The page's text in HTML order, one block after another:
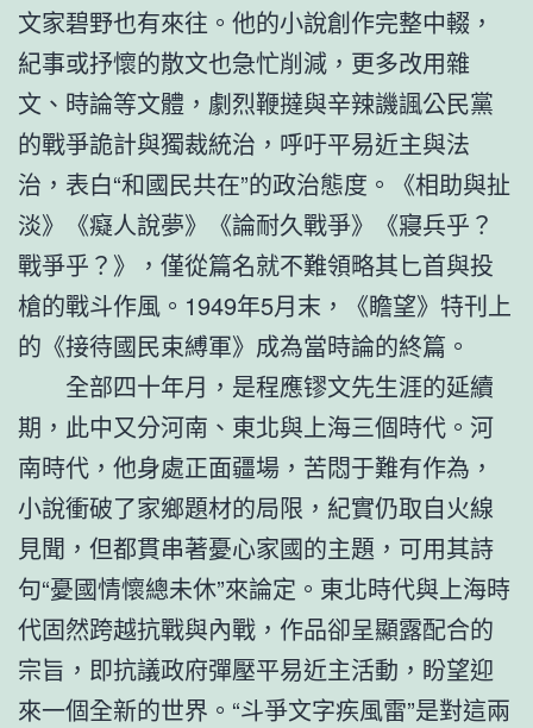
文家碧野也有來往。他的小說創作完整中輟，
紀事或抒懷的散文也急忙削減，更多改用雜
文、時論等文體，劇烈鞭撻與辛辣譏諷公民黨
的戰爭詭計與獨裁統治，呼吁平易近主與法
治，表白“和國民共在”的政治態度。《相助與扯
淡》《癡人說夢》《論耐久戰爭》《寢兵乎？
戰爭乎？》，僅從篇名就不難領略其匕首與投
槍的戰斗作風。1949年5月末，《瞻望》特刊上
的《接待國民束縛軍》成為當時論的終篇。
全部四十年月，是程應镠文先生涯的延續
期，此中又分河南、東北與上海三個時代。河
南時代，他身處正面疆場，苦悶于難有作為，
小說衝破了家鄉題材的局限，紀實仍取自火線
見聞，但都貫串著憂心家國的主題，可用其詩
句“憂國情懷總未休”來論定。東北時代與上海時
代固然跨越抗戰與內戰，作品卻呈顯露配合的
宗旨，即抗議政府彈壓平易近主活動，盼望迎
來一個全新的世界。“斗爭文字疾風雷”是對這兩